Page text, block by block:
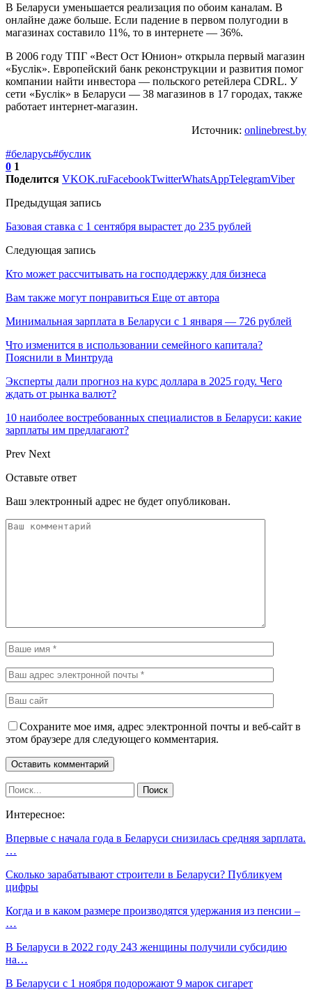
В Беларуси уменьшается реализация по обоим каналам. В
онлайне даже больше. Если падение в первом полугодии в
магазинах составило 11%, то в интернете — 36%.
В 2006 году ТПГ «Вест Ост Юнион» открыла первый магазин
«Буслiк». Европейский банк реконструкции и развития помог
компании найти инвестора — польского ретейлера CDRL. У
сети «Буслiк» в Беларуси — 38 магазинов в 17 городах, также
работает интернет-магазин.
Источник: onlinebrest.by
#беларусь#буслик
0 1
Поделится VKOK.ruFacebookTwitterWhatsAppTelegramViber
Предыдущая запись
Базовая ставка с 1 сентября вырастет до 235 рублей
Следующая запись
Кто может рассчитывать на господдержку для бизнеса
Вам также могут понравиться Еще от автора
Минимальная зарплата в Беларуси с 1 января — 726 рублей
Что изменится в использовании семейного капитала?
Пояснили в Минтруда
Эксперты дали прогноз на курс доллара в 2025 году. Чего
ждать от рынка валют?
10 наиболее востребованных специалистов в Беларуси: какие
зарплаты им предлагают?
Prev Next
Оставьте ответ
Ваш электронный адрес не будет опубликован.
Сохраните мое имя, адрес электронной почты и веб-сайт в
этом браузере для следующего комментария.
Интересное:
Впервые с начала года в Беларуси снизилась средняя зарплата.
…
Сколько зарабатывают строители в Беларуси? Публикуем
цифры
Когда и в каком размере производятся удержания из пенсии –
…
В Беларуси в 2022 году 243 женщины получили субсидию
на…
В Беларуси с 1 ноября подорожают 9 марок сигарет